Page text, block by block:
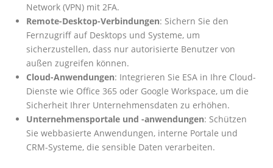
Network (VPN) mit 2FA.
Remote-Desktop-Verbindungen: Sichern Sie den
Fernzugriff auf Desktops und Systeme, um
sicherzustellen, dass nur autorisierte Benutzer von
außen zugreifen können.
Cloud-Anwendungen: Integrieren Sie ESA in Ihre Cloud-
Dienste wie Office 365 oder Google Workspace, um die
Sicherheit Ihrer Unternehmensdaten zu erhöhen.
Unternehmensportale und -anwendungen: Schützen
Sie webbasierte Anwendungen, interne Portale und
CRM-Systeme, die sensible Daten verarbeiten.